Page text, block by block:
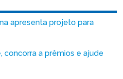
apresenta projeto para
concorra a prêmios e ajude